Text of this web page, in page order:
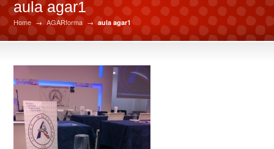
aula agar1
Home → AGARforma → aula agar1